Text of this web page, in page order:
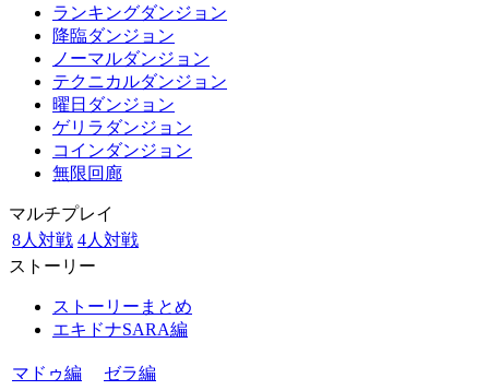
ランキングダンジョン
降臨ダンジョン
ノーマルダンジョン
テクニカルダンジョン
曜日ダンジョン
ゲリラダンジョン
コインダンジョン
無限回廊
マルチプレイ
8人対戦 4人対戦
ストーリー
ストーリーまとめ
エキドナSARA編
マドゥ編
ゼラ編